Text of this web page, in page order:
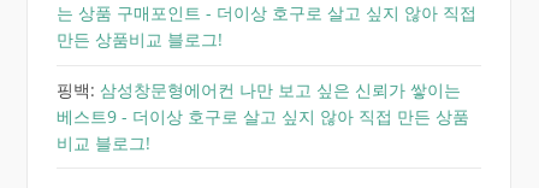
는 상품 구매포인트 - 더이상 호구로 살고 싶지 않아 직접
만든 상품비교 블로그!
핑백: 삼성창문형에어컨 나만 보고 싶은 신뢰가 쌓이는
베스트9 - 더이상 호구로 살고 싶지 않아 직접 만든 상품
비교 블로그!